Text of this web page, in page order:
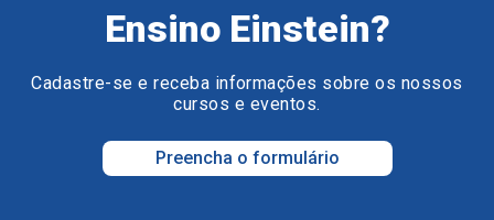
Ensino Einstein?
Cadastre-se e receba informações sobre os nossos
cursos e eventos.
Preencha o formulário